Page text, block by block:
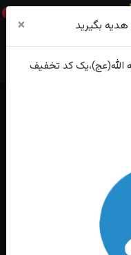
0
کاری شده
بگیرید ×
الله(عج)،یک کد تخفیف